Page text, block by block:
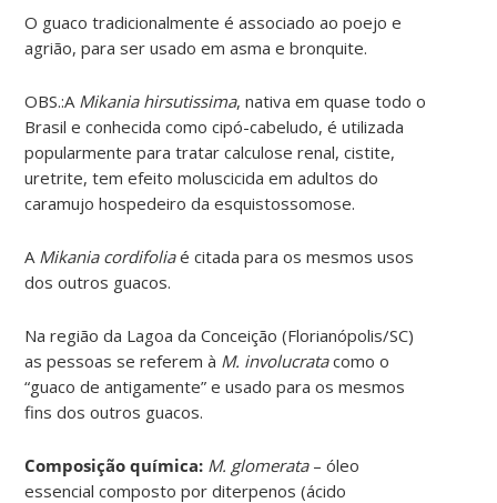
O guaco tradicionalmente é associado ao poejo e
agrião, para ser usado em asma e bronquite.
OBS.:A Mikania hirsutissima, nativa em quase todo o
Brasil e conhecida como cipó-cabeludo, é utilizada
popularmente para tratar calculose renal, cistite,
uretrite, tem efeito moluscicida em adultos do
caramujo hospedeiro da esquistossomose.
A Mikania cordifoliaé citada para os mesmos usos
dos outros guacos.
Na região da Lagoa da Conceição (Florianópolis/SC)
as pessoas se referem à M. involucratacomo o
“guaco de antigamente” e usado para os mesmos
fins dos outros guacos.
Composição química: M. glomerata– óleo
essencial composto por diterpenos (ácido